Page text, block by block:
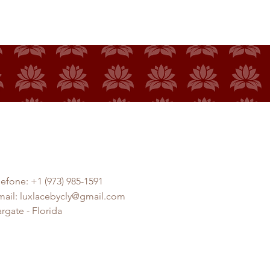
+1 (973) 985-1591
luxlacebycly@gmail.com
- Florida